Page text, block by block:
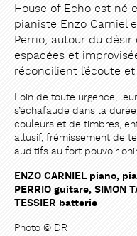
House of Echo est né
pianiste Enzo Carniel
Perrio, autour du
espacées et
réconcilient l’écoute
Loin de toute urgence,
s’échafaude dans la
couleurs et de timbres,
allusif, frémissement de
auditifs au fort pouvoir
ENZO CARNIEL piano,
PERRIO guitare, SIMON
TESSIER batterie
Photo © DR